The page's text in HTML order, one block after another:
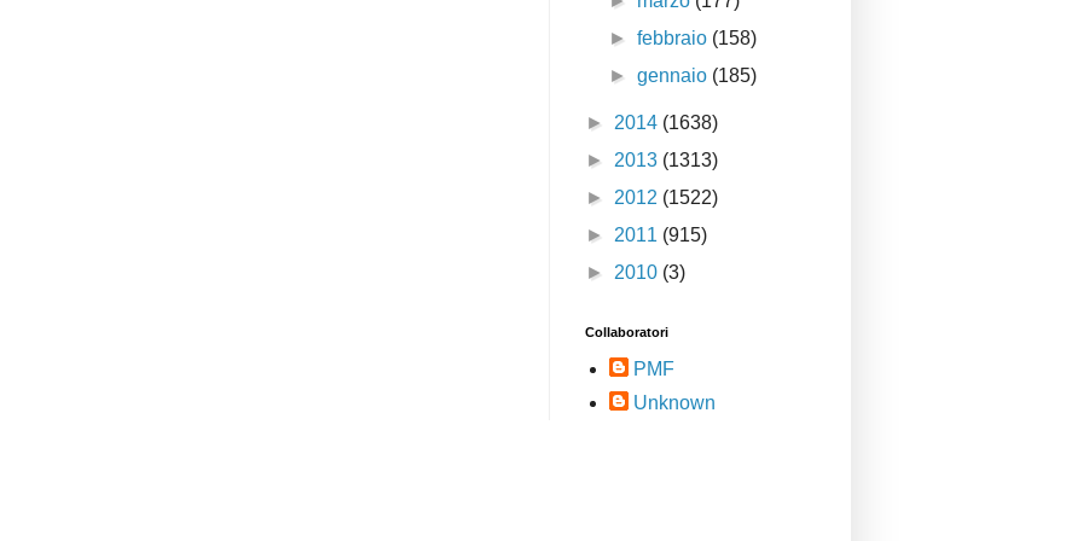
►febbraio (158)
►gennaio (185)
► 2014 (1638)
► 2013 (1313)
► 2012 (1522)
► 2011 (915)
► 2010 (3)
Collaboratori
PMF
Unknown